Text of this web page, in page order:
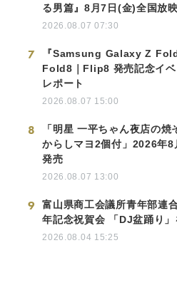
る男篇』8月7日(金)全国放映
2026.08.07 07:30
7
『Samsung Galaxy Z
Fold8｜Flip8 発売記念イベ
レポート
2026.08.07 15:00
8
「明星 一平ちゃん夜店の焼
からしマヨ2個付」2026年
発売
2026.08.07 13:00
9
富山県商工会議所青年部連
年記念祝賀会 「DJ盆踊り
2026.08.04 15:25